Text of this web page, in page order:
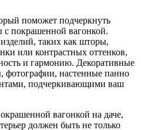
поможет подчеркнуть
с покрашенной вагонкой.
таких как шторы,
или контрастных оттенков,
и гармонию. Декоративные
фотографии, настенные панно
подчеркивающими ваш
вагонкой на даче,
должен быть не только